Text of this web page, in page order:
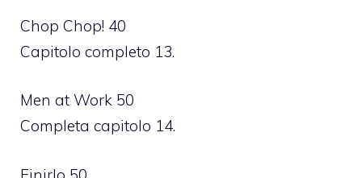
Chop Chop! 40
Capitolo completo 13.
Men at Work 50
Completa capitolo 14.